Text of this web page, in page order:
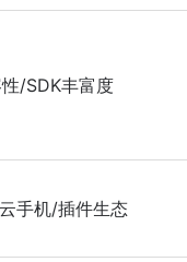
/SDK丰富度
手机/插件生态